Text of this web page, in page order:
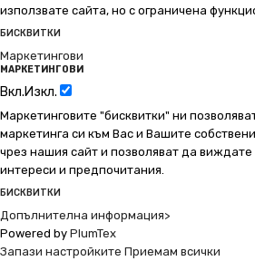
използвате сайта, но с ограничена
БИСКВИТКИ
Маркетингови
МАРКЕТИНГОВИ
Вкл.Изкл.
Маркетинговите "бисквитки" ни
маркетинга си към Вас и Вашите
чрез нашия сайт и позволяват да
интереси и предпочитания.
БИСКВИТКИ
Допълнителна информация>
Powered by PlumTex
Запази настройките Приемам всички